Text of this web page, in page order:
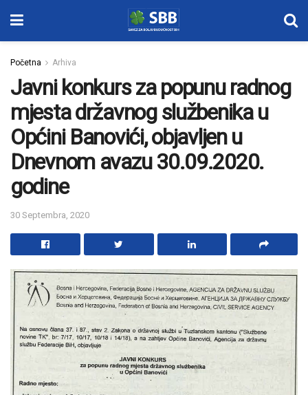
Početna Arhiva
Javni konkurs za popunu radnog
mjesta državnog službenika u
Općini Banovići, objavljen u
Dnevnom avazu 30.09.2020.
godine
30 Septembra, 2020